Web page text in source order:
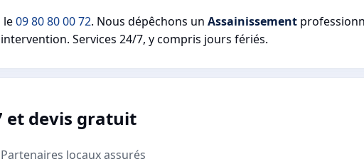
le09 80 80 00 72. Nous dépêchons un Assainissement
Services 24/7, y compris jours fériés.
et devis gratuit
locaux assurés